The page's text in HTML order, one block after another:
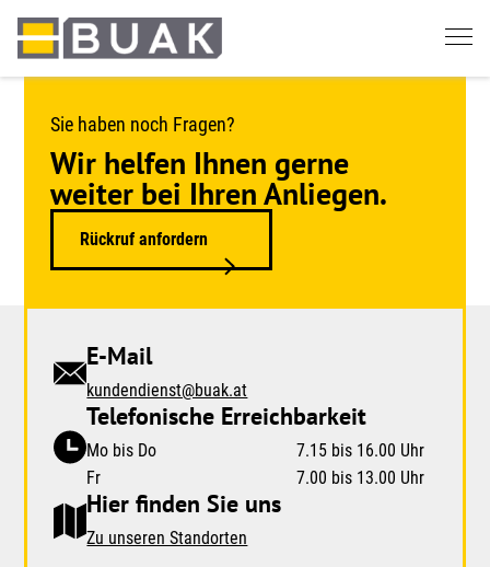
Springe
zum
Sie haben noch Fragen?
Wir helfen Ihnen gerne
weiter bei Ihren Anliegen.
Rückruf anfordern
E-Mail
kundendienst@buak.at
Telefonische Erreichbarkeit
Mo bis Do
7.15 bis 16.00 Uhr
Fr
7.00 bis 13.00 Uhr
Hier finden Sie uns
Zu unseren Standorten